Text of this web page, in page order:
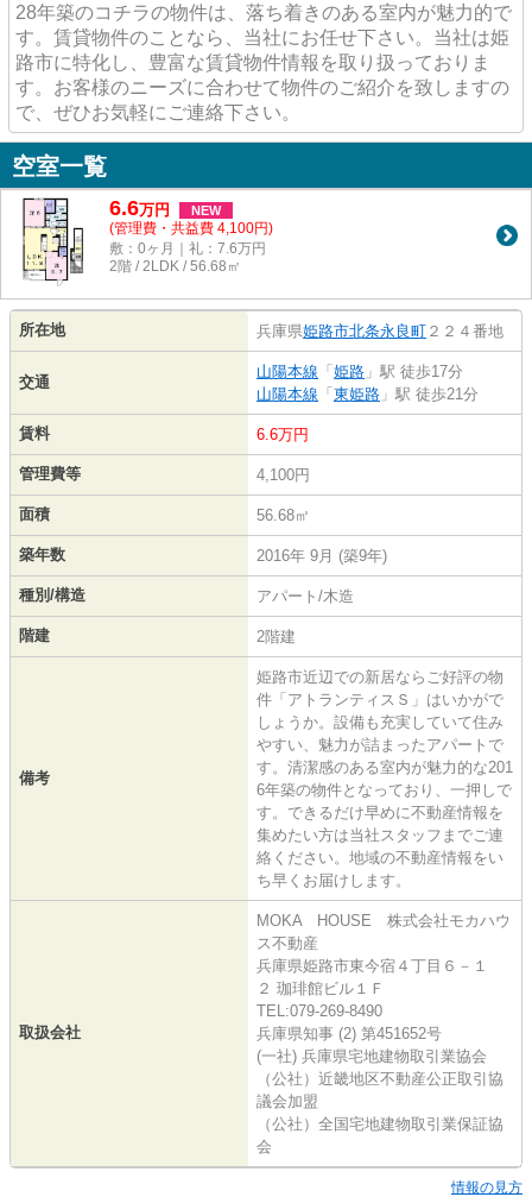
28年築のコチラの物件は、落ち着きのある室内が魅力的で
す。賃貸物件のことなら、当社にお任せ下さい。当社は姫
路市に特化し、豊富な賃貸物件情報を取り扱っておりま
す。お客様のニーズに合わせて物件のご紹介を致しますの
で、ぜひお気軽にご連絡下さい。
空室一覧
6.6万円 NEW
(管理費・共益費 4,100円)
敷：0ヶ月｜礼：7.6万円
2階 / 2LDK / 56.68㎡
所在地 兵庫県姫路市北条永良町 ２２４番地
交通
山陽本線 「 姫路 」駅 徒歩17分
山陽本線 「 東姫路 」駅 徒歩21分
賃料 6.6万円
管理費等 4,100円
面積 56.68㎡
築年数 2016年 9月 (築9年)
種別/構造 アパート/木造
階建 2階建
備考
姫路市近辺での新居ならご好評の物
件「アトランティスＳ」はいかがで
しょうか。設備も充実していて住み
やすい、魅力が詰まったアパートで
す。清潔感のある室内が魅力的な201
6年築の物件となっており、一押しで
す。できるだけ早めに不動産情報を
集めたい方は当社スタッフまでご連
絡ください。地域の不動産情報をい
ち早くお届けします。
取扱会社
MOKA HOUSE 株式会社モカハウ
ス不動産
兵庫県姫路市東今宿４丁目６－１
２ 珈琲館ビル１Ｆ
TEL:079-269-8490
兵庫県知事 (2) 第451652号
(一社) 兵庫県宅地建物取引業協会
（公社）近畿地区不動産公正取引協
議会加盟
（公社）全国宅地建物取引業保証協
会
情報の見方